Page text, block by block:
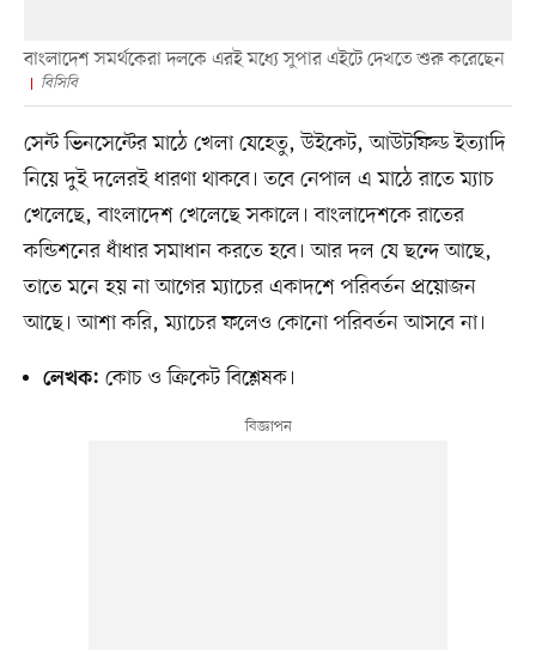
বাংলাদেশ সমর্থকেরা দলকে এরই মধ্যে সুপার এইটে দেখতে শুরু করেছেন
বিসিবি
সেন্ট ভিনসেন্টের মাঠে খেলা যেহেতু, উইকেট, আউটফিল্ড ইত্যাদি
নিয়ে দুই দলেরই ধারণা থাকবে। তবে নেপাল এ মাঠে রাতে ম্যাচ
খেলেছে, বাংলাদেশ খেলেছে সকালে। বাংলাদেশকে রাতের
কন্ডিশনের ধাঁধার সমাধান করতে হবে। আর দল যে ছন্দে আছে,
তাতে মনে হয় না আগের ম্যাচের একাদশে পরিবর্তন প্রয়োজন
আছে। আশা করি, ম্যাচের ফলেও কোনো পরিবর্তন আসবে না।
লেখক: কোচ ও ক্রিকেট বিশ্লেষক।